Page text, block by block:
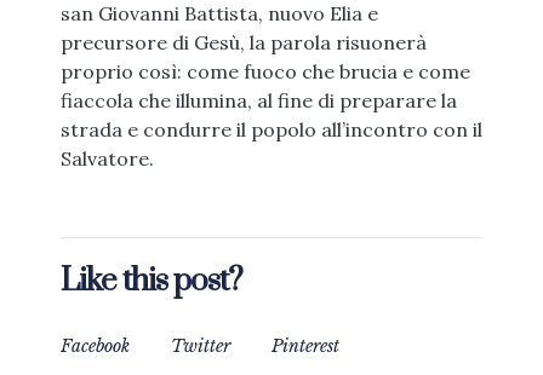
san Giovanni Battista, nuovo Elia e
precursore di Gesù, la parola risuonerà
proprio così: come fuoco che brucia e come
fiaccola che illumina, al fine di preparare la
strada e condurre il popolo all’incontro con il
Salvatore.
Like this post?
Facebook Twitter Pinterest